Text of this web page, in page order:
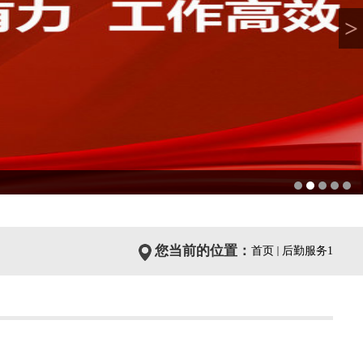
>
您当前的位置： 首页 后勤服务1